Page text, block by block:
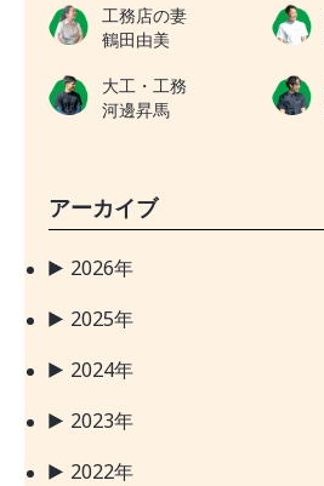
工務店の妻
鶴田由美
大工・工務
河邊昇馬
アーカイブ
2026年
2025年
2024年
2023年
2022年